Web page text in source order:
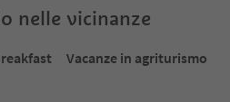
nelle vicinanze
Vacanze in agriturismo